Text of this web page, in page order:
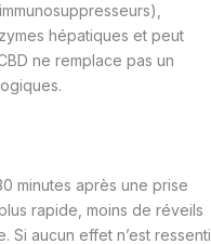
hépatiques et peut
ne remplace pas un
minutes après une prise
rapide, moins de réveils
Si aucun effet n’est ressenti